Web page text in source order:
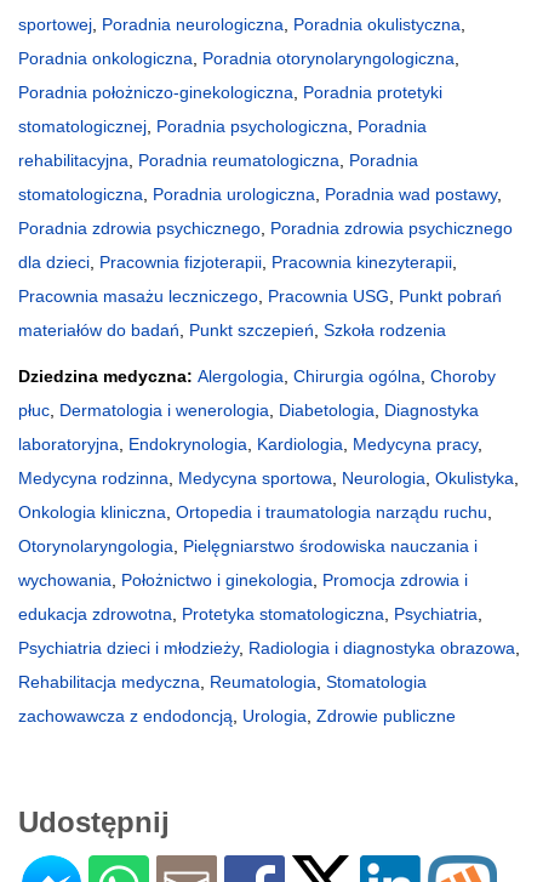
sportowej Poradnia neurologiczna Poradnia okulistyczna
Poradnia onkologiczna
Poradnia otorynolaryngologiczna
Poradnia położniczo-ginekologiczna
Poradnia protetyki
stomatologicznej Poradnia psychologiczna
Poradnia
rehabilitacyjna
Poradnia reumatologiczna
Poradnia
stomatologiczna
Poradnia urologiczna Poradnia wad postawy,
Poradnia zdrowia psychicznego Poradnia zdrowia psychicznego
dla dzieci Pracownia fizjoterapii Pracownia kinezyterapii
Pracownia masażu leczniczego Pracownia USG
Punkt pobrań
materiałów do badań
Punkt szczepień Szkoła rodzenia
Dziedzina medyczna: Alergologia Chirurgia ogólna Choroby
płuc Dermatologia i wenerologia Diabetologia
Diagnostyka
laboratoryjna
Endokrynologia Kardiologia Medycyna pracy,
Medycyna rodzinna
Medycyna sportowa Neurologia Okulistyka
Onkologia kliniczna Ortopedia i traumatologia narządu ruchu
Otorynolaryngologia
Pielęgniarstwo środowiska nauczania i
wychowania
Położnictwo i ginekologia
Promocja zdrowia i
edukacja zdrowotna
Protetyka stomatologiczna Psychiatria
Psychiatria dzieci i młodzieży, Radiologia i diagnostyka obrazowa
Rehabilitacja medyczna
Reumatologia Stomatologia
zachowawcza z endodoncją
Urologia Zdrowie publiczne
Udostępnij